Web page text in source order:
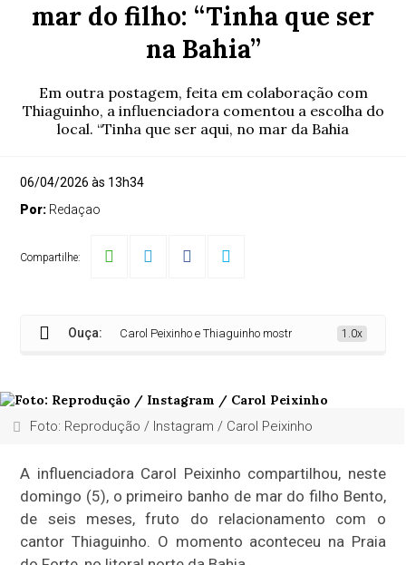
mar do filho: “Tinha que ser
na Bahia”
Em outra postagem, feita em colaboração com
Thiaguinho, a influenciadora comentou a escolha do
local. “Tinha que ser aqui, no mar da Bahia
06/04/2026 às 13h34
Por: Redaçao
Compartilhe:
Ouça:Carol Peixinho e Thiaguinho mostram primeiro banho de
1.0x
Foto: Reprodução / Instagram / Carol Peixinho
A influenciadora Carol Peixinho compartilhou, neste
domingo (5), o primeiro banho de mar do filho Bento,
de seis meses, fruto do relacionamento com o
cantor Thiaguinho. O momento aconteceu na Praia